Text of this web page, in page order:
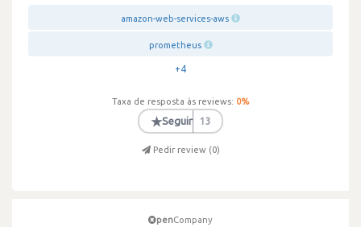
amazon-web-services-aws
prometheus
+4
Taxa de resposta às reviews: 0%
★Seguir 13
Pedir review (0)
penCompany